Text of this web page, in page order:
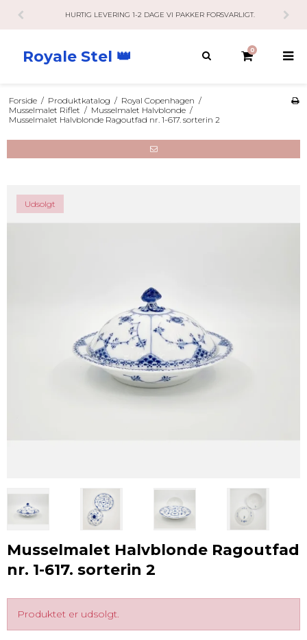
HURTIG LEVERING 1-2 DAGE VI PAKKER FORSVARLIGT.
Royale Stel 👑 0
Forside / Produktkatalog / Royal Copenhagen /
Musselmalet Riflet / Musselmalet Halvblonde /
Musselmalet Halvblonde Ragoutfad nr. 1-617. sorterin 2
Udsolgt
Musselmalet Halvblonde Ragoutfad
nr. 1-617. sorterin 2
Produktet er udsolgt.